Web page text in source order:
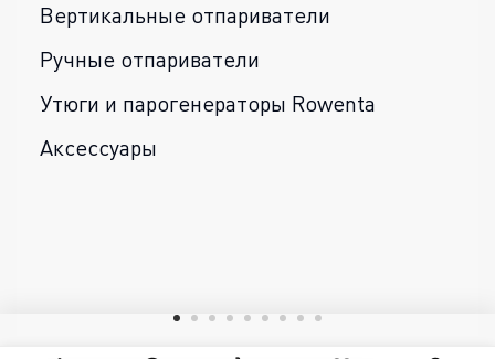
Вертикальные отпариватели
Ручные отпариватели
Утюги и парогенераторы Rowenta
Аксессуары